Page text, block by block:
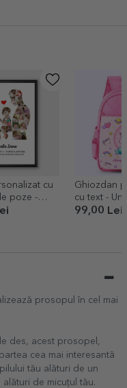
cu
poze -
Ghiozdan
cu text -
99,00 Lei
prosopul în cel mai
des, acest prosopel,
cea mai interesantă
tău alături de un
de micuțul tău.